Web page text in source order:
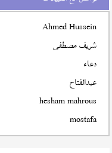
Ahmed Hussein
شريف مصطفى
دعاء
عبدالفتاح
hesham mahrous
mostafa